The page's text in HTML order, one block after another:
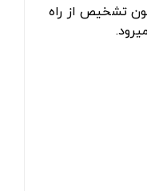
تشخیص از راه